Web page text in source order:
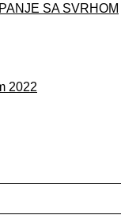
SA SVRHOM
2022